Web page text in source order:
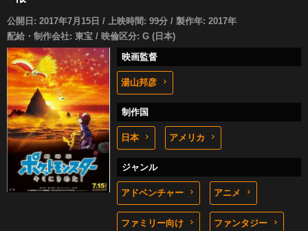
公開日: 2017年7月15日 / 上映時間: 99分 / 製作年: 2017年
配給・制作会社: 東宝 / 映倫区分: G (日本)
映画監督
湯山邦彦
制作国
日本 アメリカ
ジャンル
アドベンチャー アニメ
ファミリー向け ファンタジー